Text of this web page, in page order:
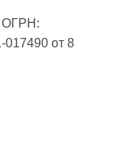
ОГРН:
от 8